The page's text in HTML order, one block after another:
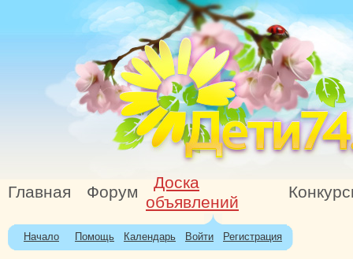
Главная Форум
Доска
объявлений
Начало Помощь Календарь Войти Регистрация